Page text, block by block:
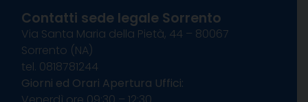
Contatti sede legale Sorrento
Via Santa Maria della Pietà, 44 – 80067
Sorrento (NA)
tel. 0818781244
Giorni ed Orari Apertura Uffici: